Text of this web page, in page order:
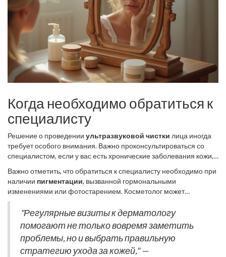
Когда необходимо обратиться к
специалисту
Решение о проведении ультразвуковой чистки лица иногда
требует особого внимания. Важно проконсультироваться со
специалистом, если у вас есть хронические заболевания кожи,
под воздействием ультразвука, если их природа не учтена
косметологом. Профессиональная консультация необходима
также тем, кто имеет заболевания эндокринной системы или
может оказать негативное воздействие на общее самочувствие,
что недопустимо.
Важно отметить, что обратиться к специалисту необходимо при
наличии пигментации, вызванной гормональными
изменениями или фотостарением. Косметолог может
предложить индивидуальный план ухода или альтернативные
методы, безопасные для вашего типа кожи. Например, такие
быть более подходящими в определённых случаях. Это
особенно актуально для людей, которые стараются избежать
возможных осложнений и заботятся о здоровье своего
"Регулярные визиты к дерматологу
помогают не только вовремя заметить
проблемы, но и выбрать правильную
стратегию ухода за кожей," —